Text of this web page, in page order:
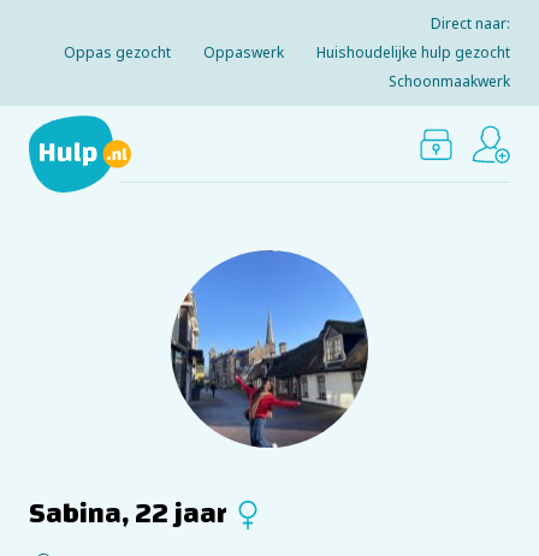
Direct naar:
Oppas gezocht
Oppaswerk
Huishoudelijke hulp gezocht
Schoonmaakwerk
Sabina, 22 jaar